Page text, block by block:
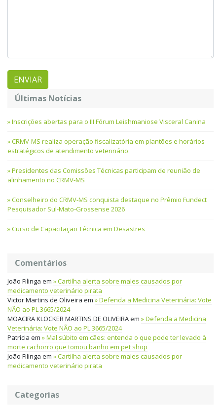
Últimas Notícias
Inscrições abertas para o III Fórum Leishmaniose Visceral Canina
CRMV-MS realiza operação fiscalizatória em plantões e horários
estratégicos de atendimento veterinário
Presidentes das Comissões Técnicas participam de reunião de
alinhamento no CRMV-MS
Conselheiro do CRMV-MS conquista destaque no Prêmio Fundect
Pesquisador Sul-Mato-Grossense 2026
Curso de Capacitação Técnica em Desastres
Comentários
João Filinga em
Cartilha alerta sobre males causados por
medicamento veterinário pirata
Victor Martins de Oliveira em
Defenda a Medicina Veterinária: Vote
NÃO ao PL 3665/2024
MOACIRA KLOCKER MARTINS DE OLIVEIRAem
Defenda a Medicina
Veterinária: Vote NÃO ao PL 3665/2024
Patrícia em
Mal súbito em cães: entenda o que pode ter levado à
morte cachorro que tomou banho em pet shop
João Filinga em
Cartilha alerta sobre males causados por
medicamento veterinário pirata
Categorias